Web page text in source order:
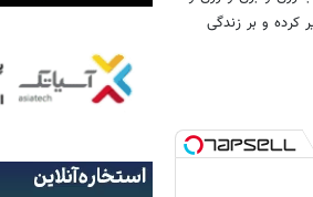
و بر زندگی